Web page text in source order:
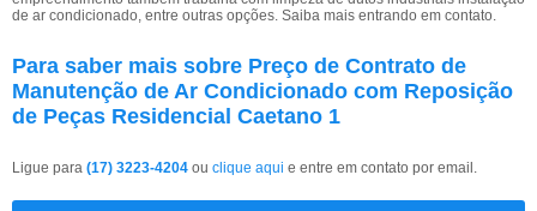
de ar condicionado, entre outras opções. Saiba mais entrando em contato.
Para saber mais sobre Preço de Contrato de
Manutenção de Ar Condicionado com Reposição
de Peças Residencial Caetano 1
Ligue para (17) 3223-4204 ou clique aqui e entre em contato por email.